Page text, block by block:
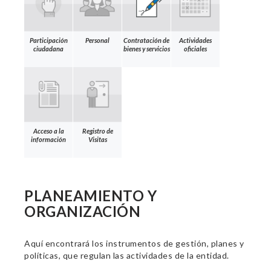
Participación
ciudadana
Personal
Contratación de
bienes y servicios
Actividades
oficiales
Acceso a la
información
Registro de
Visitas
PLANEAMIENTO Y
ORGANIZACIÓN
Aquí encontrará los instrumentos de gestión, planes y
políticas, que regulan las actividades de la entidad.